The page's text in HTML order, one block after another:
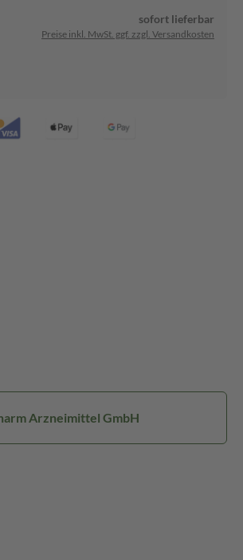
sofort lieferbar
Preise inkl. MwSt. ggf. zzgl. Versandkosten
Arzneimittel GmbH